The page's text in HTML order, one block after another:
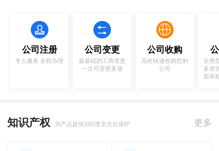
公司注册
专人服务 全程办理
公司变更
最基础的工商变更
一次可变更多项
公司收购
高价快速收购您的
公司
全类
多资
面审
知识产权 为产品提供360度全方位保护 更多